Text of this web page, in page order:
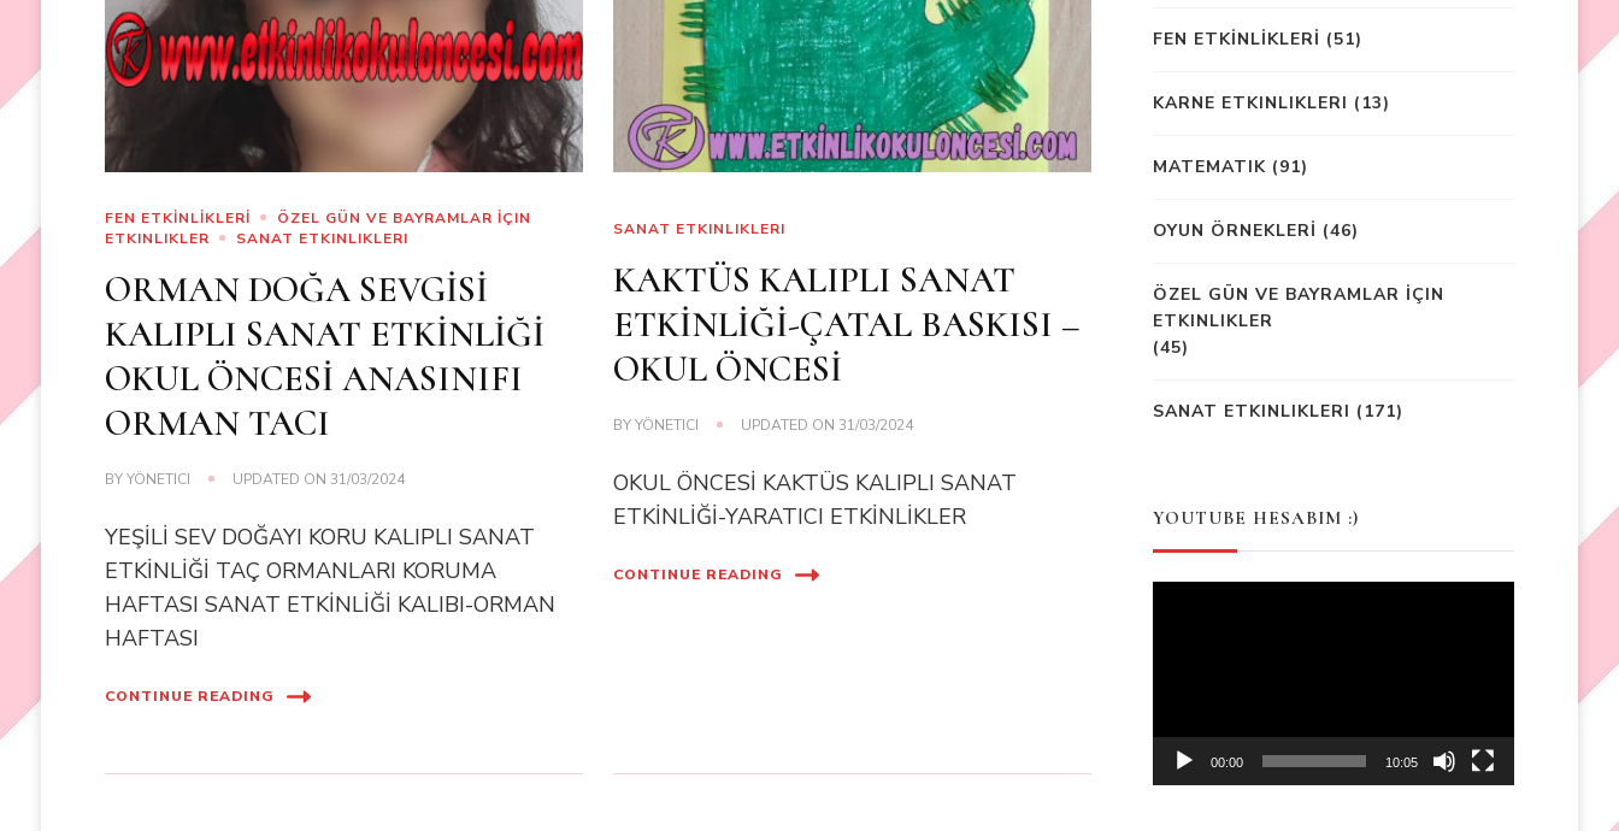
FEN ETKİNLİKLERİ
ÖZEL GÜN VE BAYRAMLAR İÇIN
ETKINLIKLER
SANAT ETKINLIKLERI
ORMAN DOĞA SEVGİSİ
KALIPLI SANAT ETKİNLİĞİ
OKUL ÖNCESİ ANASINIFI
ORMAN TACI
BYYÖNETICI UPDATED ON 31/03/2024
YEŞİLİ SEV DOĞAYI KORU KALIPLI SANAT
ETKİNLİĞİ TAÇ ORMANLARI KORUMA
HAFTASI SANAT ETKİNLİĞİ KALIBI-ORMAN
HAFTASI
CONTINUE READING
SANAT ETKINLIKLERI
KAKTÜS KALIPLI SANAT
ETKİNLİĞİ-ÇATAL BASKISI –
OKUL ÖNCESİ
BYYÖNETICI UPDATED ON 31/03/2024
OKUL ÖNCESİ KAKTÜS KALIPLI SANAT
ETKİNLİĞİ-YARATICI ETKİNLİKLER
CONTINUE READING
FEN ETKİNLİKLERİ (51)
KARNE ETKINLIKLERI (13)
MATEMATIK(91)
OYUN ÖRNEKLERİ (46)
ÖZEL GÜN VE BAYRAMLAR İÇIN
ETKINLIKLER
(45)
SANAT ETKINLIKLERI (171)
YOUTUBE HESABIM :)
00:00 10:05